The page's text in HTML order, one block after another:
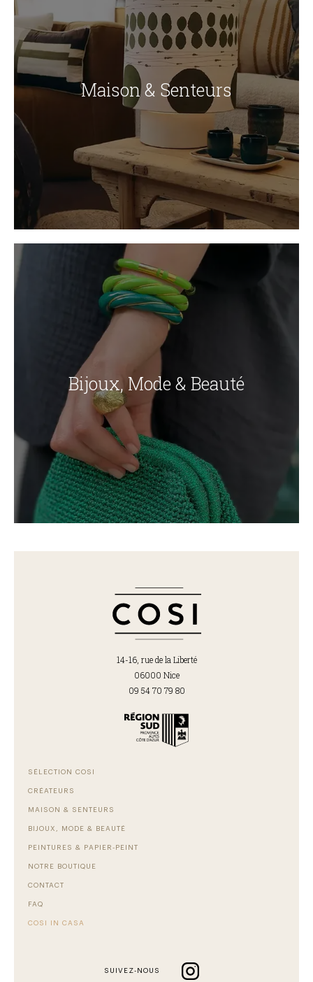
Maison & Senteurs
Bijoux, Mode & Beauté
14-16, rue de la Liberté
06000 Nice
09 54 70 79 80
SÉLECTION COSI
CRÉATEURS
MAISON & SENTEURS
BIJOUX, MODE & BEAUTÉ
PEINTURES & PAPIER-PEINT
NOTRE BOUTIQUE
CONTACT
FAQ
COSI IN CASA
SUIVEZ-NOUS